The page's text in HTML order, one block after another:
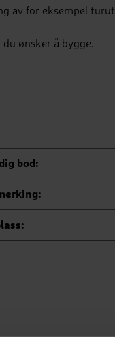
av for eksempel
ønsker å bygge.
bod: